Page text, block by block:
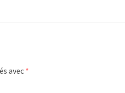
avec*